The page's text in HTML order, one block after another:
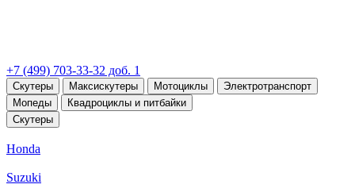
+7 (499) 703-33-32 доб. 1
Скутеры Максискутеры Мотоциклы
Электротранспорт
Мопеды
Квадроциклы и питбайки
Скутеры
Honda
Suzuki